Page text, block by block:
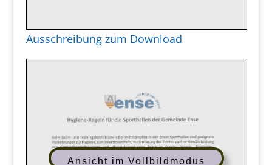
Ausschreibung zum Download
Ansicht im Vollbildmodus